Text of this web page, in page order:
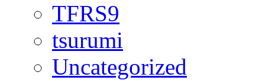
TFRS9
tsurumi
Uncategorized